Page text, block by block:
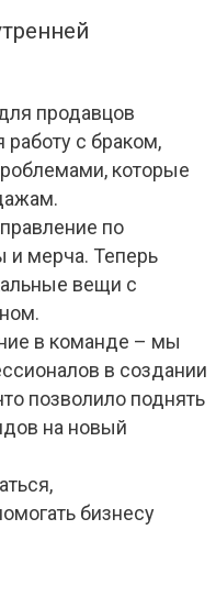
продавцов
с браком,
которые
по
мерча. Теперь
вещи с
в команде – мы
в создании
позволило поднять
на новый
бизнесу